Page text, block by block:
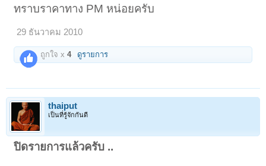
นเรศวร ปี 2507 พิษณุโลก ซึ่งพระกริ่งนเรศวรมี
เดียวกัน แต่คนละพิมพ์ คนละเนื้อหา ราคาต่างกัน
ราวฟ้ากับดิน แต่พุทธคุณเดียวกัน จึงจัดเป็นของดี
ราคาเยา ของเก่าราคาถูก ที่น่าใช้น่าสะสมยิ่งนัก
กังวานไม่มีขัดครับ (โทรสอบถามได้ครับ)
คุณ อรรถพล ด่านศรีชาญชัย ธ.กรุงเทพ สาขา
พิษณุโลก ออมทรัพย์ เลขที่ 263-520213-4
โทร.084-6245007<!--
ทราบราคาทาง PM หน่อยครับ
29 ธันวาคม 2010
ถูกใจ x4 ดูรายการ
thaiput
เป็นที่รู้จักกันดี
ปิดรายการแล้วครับ ..